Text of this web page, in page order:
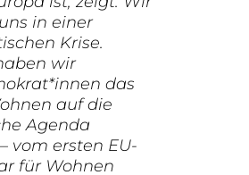
in einer
Krise.
wir
das
auf die
Agenda
vom ersten EU-
für Wohnen